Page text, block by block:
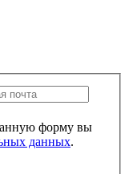
форму вы
данных.